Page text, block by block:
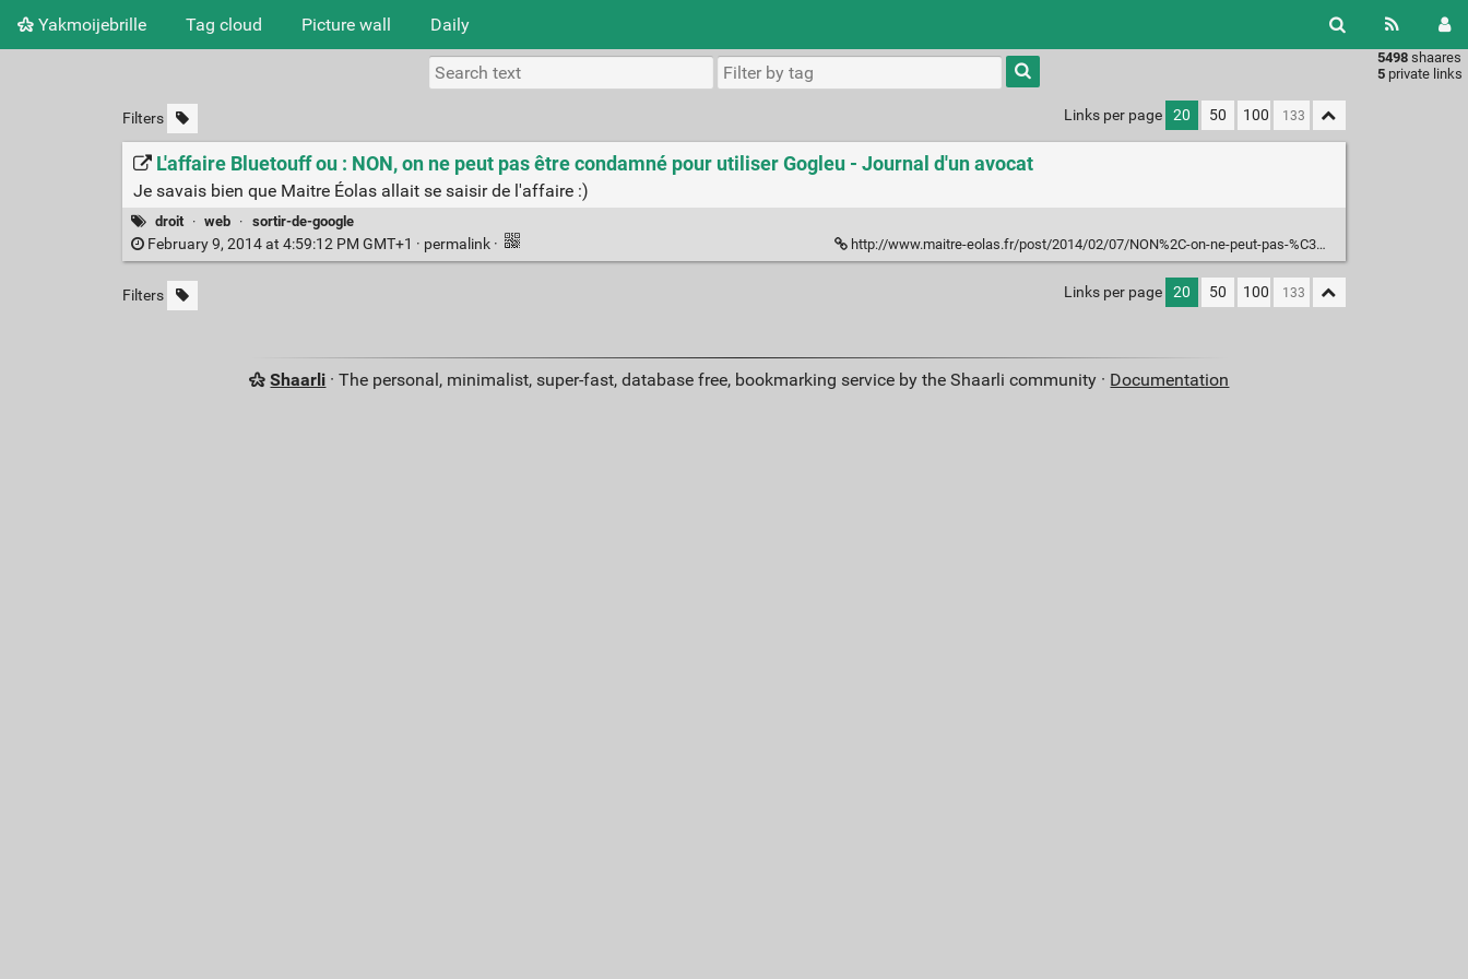
Yakmoijebrille Tag cloud Picture wall Daily
5498 shaares
5 private links
Type 1 or
more
characters
results.
Filters Links per page 20 50 100
L'affaire Bluetouff ou : NON, on ne peut pas être condamné pour utiliser Gogleu - Journal d'un avocat
Je savais bien que Maitre Éolas allait se saisir de l'affaire :)
droit · web · sortir-de-google
February 9, 2014 at 4:59:12 PM GMT+1 · permalink · http://www.maitre-eolas.fr/post/2014/02/07/NON%2C-on-ne-peut-pas-%C3%AAtre-condamn%C3%A9-pour-utiliser-Gougleu
Filters Links per page 20 50 100
Shaarli · The personal, minimalist, super-fast, database free, bookmarking service by the Shaarli community · Documentation